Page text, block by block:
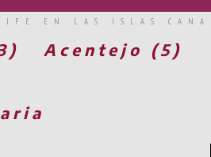
EN LAS ISLAS
Acentejo (5)